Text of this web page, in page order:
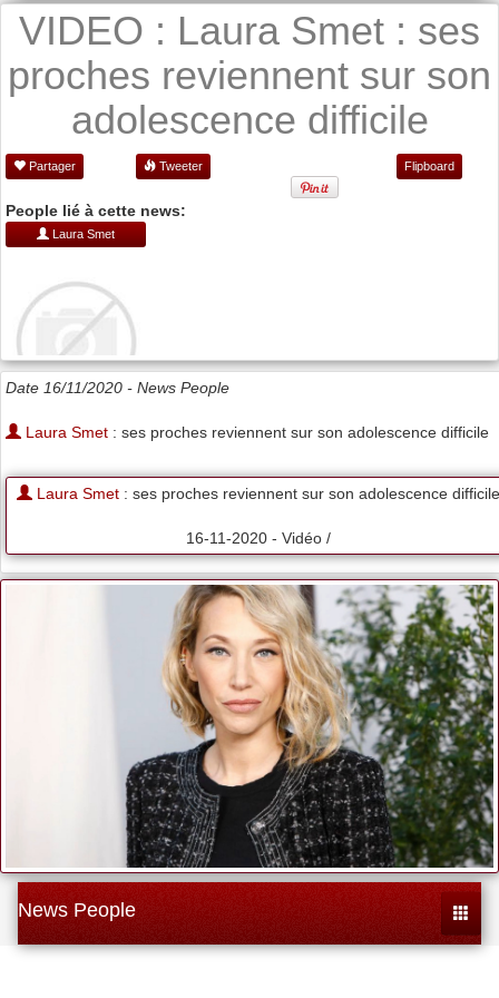
VIDEO : Laura Smet : ses
proches reviennent sur son
adolescence difficile
Partager Tweeter Flipboard
People lié à cette news:
Laura Smet
Date 16/11/2020 - News People
Laura Smet : ses proches reviennent sur son adolescence difficile
Laura Smet: ses proches reviennent sur son adolescence difficile
16-11-2020 - Vidéo /
News People